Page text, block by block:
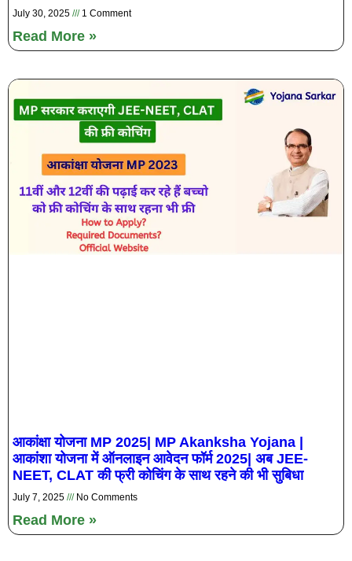
July 30, 2025 1 Comment
Read More »
आकांक्षा योजना MP 2025| MP Akanksha Yojana |
आकांशा योजना में ऑनलाइन आवेदन फॉर्म 2025| अब JEE-
NEET, CLAT की फ्री कोचिंग के साथ रहने की भी सुबिधा
July 7, 2025 No Comments
Read More »